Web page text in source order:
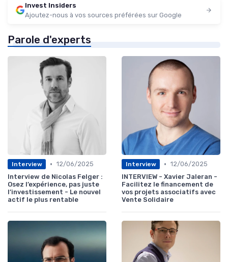
Invest Insiders
Ajoutez-nous à vos sources préférées sur Google
Parole d'experts
Interview • 12/06/2025
Interview de Nicolas Felger :
Osez l’expérience, pas juste
l’investissement - Le nouvel
actif le plus rentable
Interview • 12/06/2025
INTERVIEW - Xavier Jaleran -
Facilitez le financement de
vos projets associatifs avec
Vente Solidaire